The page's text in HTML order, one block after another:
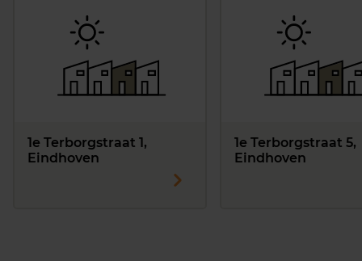
1e Terborgstraat 1,
Eindhoven
1e Terborgstraat 5,
Eindhoven